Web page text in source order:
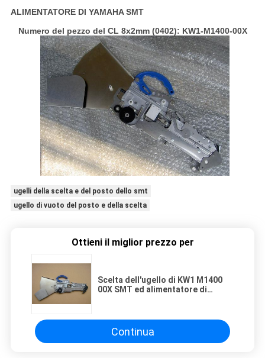
ALIMENTATORE DI YAMAHA SMT
Numero del pezzo del CL 8x2mm (0402): KW1-M1400-00X
ugelli della scelta e del posto dello smt
ugello di vuoto del posto e della scelta
Ottieni il miglior prezzo per
Scelta dell'ugello di KW1 M1400
00X SMT ed alimentatore di
Continua